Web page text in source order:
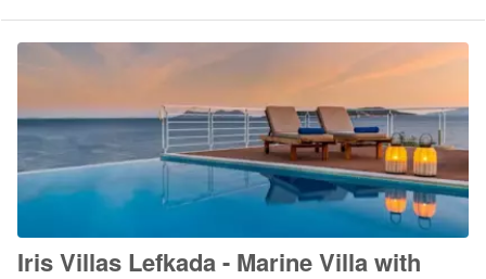
Iris Villas Lefkada - Marine Villa with